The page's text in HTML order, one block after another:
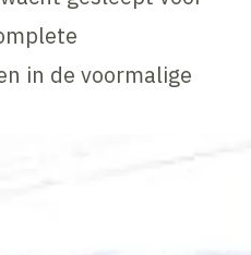
in de voormalige